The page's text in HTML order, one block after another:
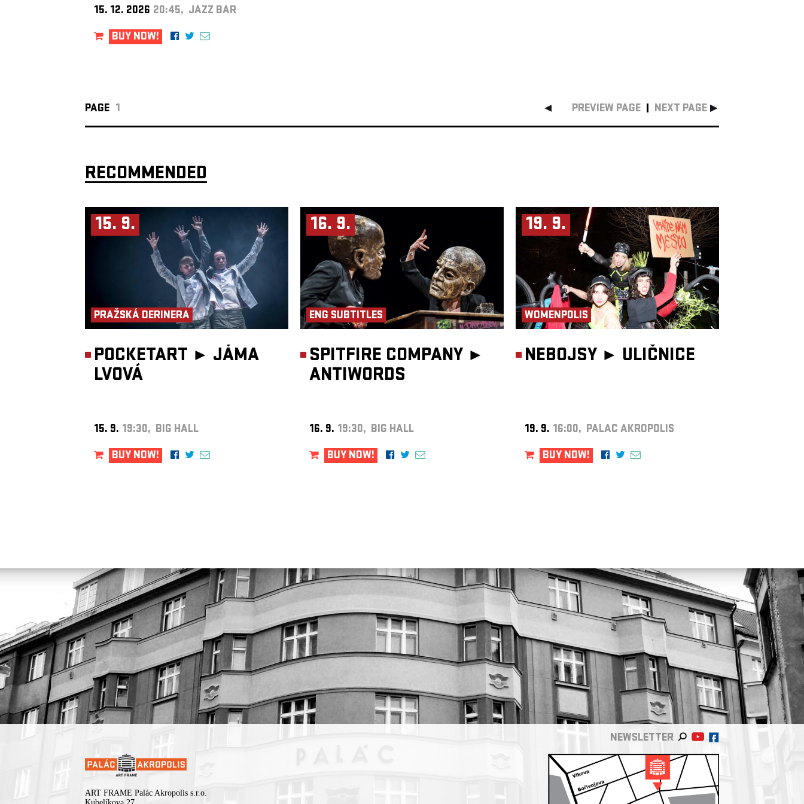
15. 12. 2026 20:45, JAZZ BAR
BUY NOW!
PAGE 1 PREVIEW PAGE NEXT PAGE
RECOMMENDED
15. 9.
PRAŽSKÁ DERINERA
POCKETART ► JÁMA
LVOVÁ
15. 9. 19:30, BIG HALL
BUY NOW!
16. 9.
ENG SUBTITLES
SPITFIRE COMPANY ►
ANTIWORDS
16. 9. 19:30, BIG HALL
BUY NOW!
19. 9.
WOMENPOLIS
NEBOJSY ► ULIČNICE
19. 9. 16:00, PALAC AKROPOLIS
BUY NOW!
NEWSLETTER
ART FRAME Palác Akropolis s.r.o.